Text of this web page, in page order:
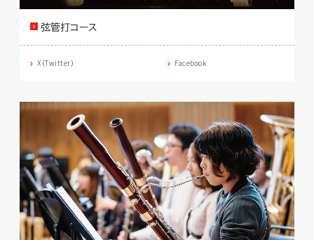
弦管打コース
X（Twitter） Facebook